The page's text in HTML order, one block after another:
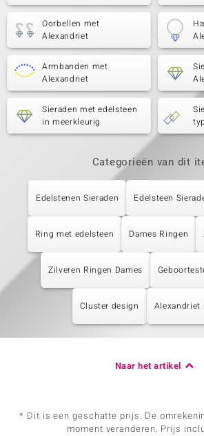
Oorbellen met
Alexandriet
Armbanden met
Alexandriet
Sieraden met edelsteen
in meerkleurig
Categorieën van dit
Edelstenen Sieraden Edelsteen
Ring met edelsteen Dames Ringen
Zilveren Ringen Dames
Cluster design Alexandriet
Naar het artikel
* Dit is een geschatte prijs. De
moment veranderen. Prijs